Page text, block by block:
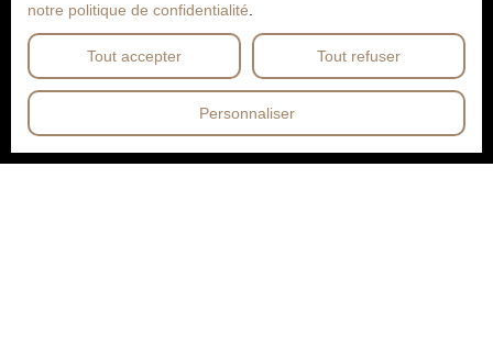
notre politique de confidentialité
Tout accepter Tout refuser
Personnaliser